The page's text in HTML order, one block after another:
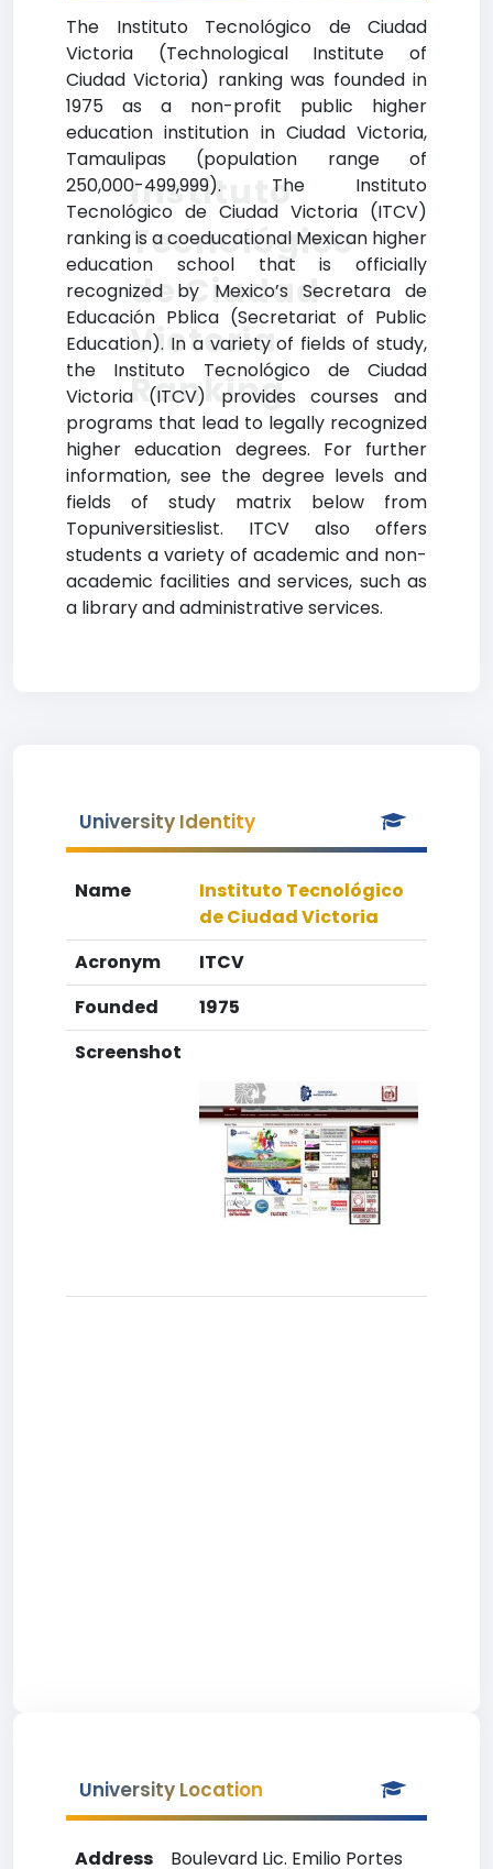
The Instituto Tecnológico de Ciudad
Victoria (Technological Institute of
Ciudad Victoria) ranking was founded in
1975 as a non-profit public higher
education institution in Ciudad Victoria,
Tamaulipas (population range of
250,000-499,999). The Instituto
Tecnológico de Ciudad Victoria (ITCV)
ranking is a coeducational Mexican higher
education school that is officially
recognized by Mexico’s Secretara de
Educación Pblica (Secretariat of Public
Education). In a variety of fields of study,
the Instituto Tecnológico de Ciudad
Victoria (ITCV) provides courses and
programs that lead to legally recognized
higher education degrees. For further
information, see the degree levels and
fields of study matrix below from
Topuniversitieslist. ITCV also offers
students a variety of academic and non-
academic facilities and services, such as
a library and administrative services.
Instituto
Tecnológico
de Ciudad
Victoria
Ranking
University Identity
Name
Instituto Tecnológico
de Ciudad Victoria
Acronym
ITCV
Founded
1975
Screenshot
University Location
Address Boulevard Lic. Emilio Portes